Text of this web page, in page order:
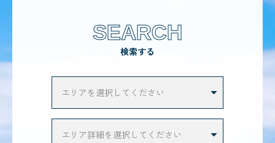
SEARCH
検索する